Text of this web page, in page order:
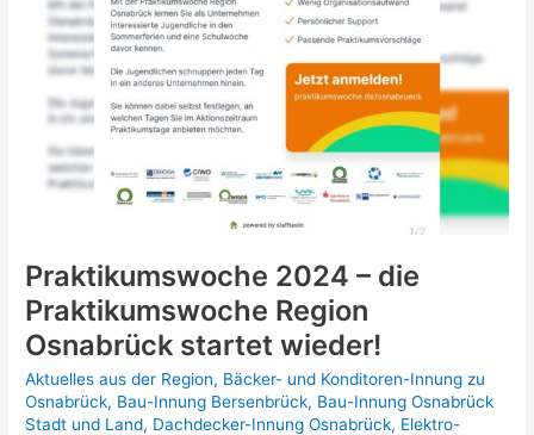
Praktikumswoche 2024 – die
Praktikumswoche Region
Osnabrück startet wieder!
Aktuelles aus der Region, Bäcker- und Konditoren-Innung zu
Osnabrück, Bau-Innung Bersenbrück, Bau-Innung Osnabrück
Stadt und Land, Dachdecker-Innung Osnabrück, Elektro-